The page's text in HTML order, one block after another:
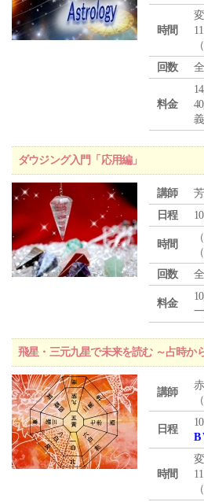
時間
回数
料金
ダウジング入門「応用編」
講師
日程
時間
（
回数
料金
飛星・三元九星で未来を読む ～占時か
講師
日程
B
時間